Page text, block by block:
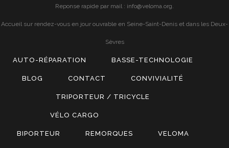
Reponse rapide par mail : info@veloma.org.
Accueil sur rendez-vous en jour ouvrable en Seine-Saint-Denis et dans les Deux-
Sèvres
AUTO-RÉPARATION BASSE-TECHNOLOGIE
BLOG CONTACT CONVIVIALITÉ
TRIPORTEUR / TRICYCLE
VÉLO CARGO
BIPORTEUR REMORQUES VELOMA